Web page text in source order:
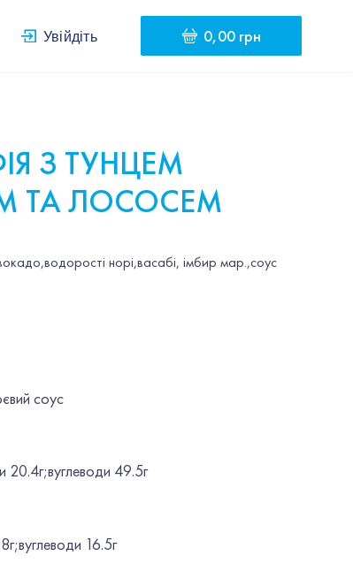
Увійдіть 0,00 грн
З ТУНЦЕМ
ТА ЛОСОСЕМ
норі,васабі, імбир мар.,соус
соус
49.5г
16.5г